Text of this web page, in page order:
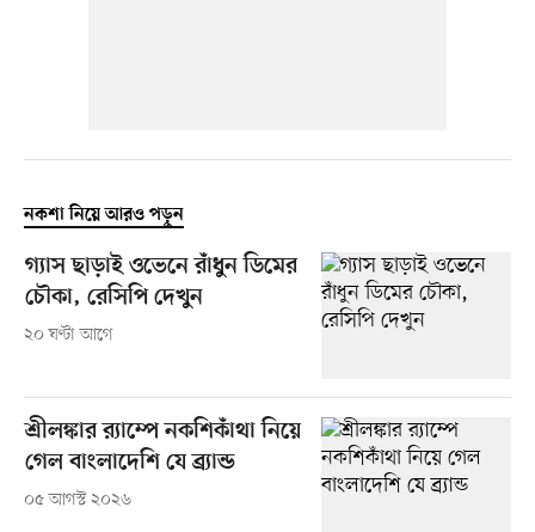
নকশা নিয়ে আরও পড়ুন
গ্যাস ছাড়াই ওভেনে রাঁধুন ডিমের
চৌকা, রেসিপি দেখুন
২০ ঘণ্টা আগে
শ্রীলঙ্কার র‍্যাম্পে নকশিকাঁথা নিয়ে
গেল বাংলাদেশি যে ব্র্যান্ড
০৫ আগস্ট ২০২৬